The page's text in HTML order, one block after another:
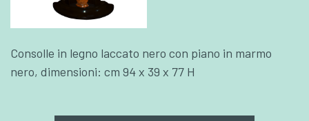
Consolle in legno laccato nero con piano in marmo
nero, dimensioni: cm 94 x 39 x 77 H